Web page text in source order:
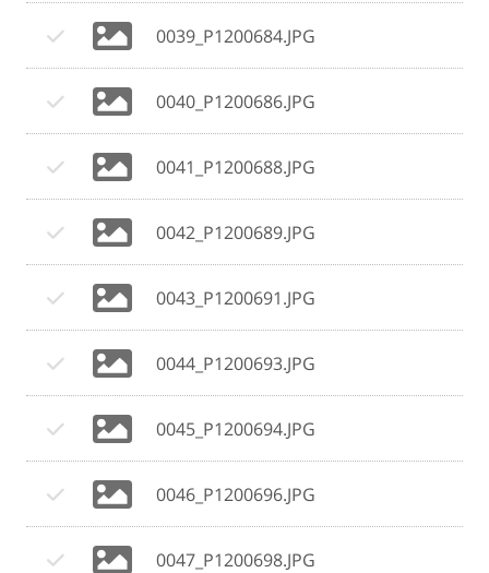
0039_P1200684.JPG
0040_P1200686.JPG
0041_P1200688.JPG
0042_P1200689.JPG
0043_P1200691.JPG
0044_P1200693.JPG
0045_P1200694.JPG
0046_P1200696.JPG
0047_P1200698.JPG